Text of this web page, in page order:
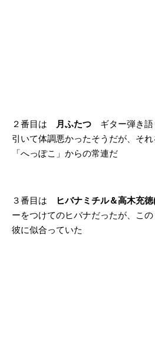
２番目は 月ふたつ ギター弾き
引いて体調悪かったそうだが、そ
「へっぽこ」からの常連だ
３番目は ヒバナミチル＆高木充
ーをつけてのヒバナだったが、こ
彼に似合っていた